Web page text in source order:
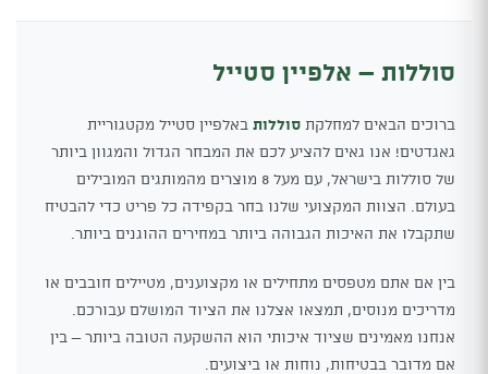
סוללות – אלפיין סטייל
ברוכים הבאים למחלקת סוללות באלפיין סטייל מקטגוריית
גאגדטים! אנו גאים להציע לכם את המבחר הגדול והמגוון ביותר
של סוללות בישראל, עם מעל 8 מוצרים מהמותגים המובילים
בעולם. הצוות המקצועי שלנו בחר בקפידה כל פריט כדי להבטיח
שתקבלו את האיכות הגבוהה ביותר במחירים ההוגנים ביותר.
בין אם אתם מטפסים מתחילים או מקצוענים, מטיילים חובבים או
מדריכים מנוסים, תמצאו אצלנו את הציוד המושלם עבורכם.
אנחנו מאמינים שציוד איכותי הוא ההשקעה הטובה ביותר – בין
אם מדובר בבטיחות, נוחות או ביצועים.